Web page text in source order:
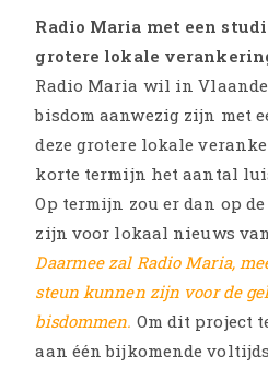
Radio Maria met een
grotere lokale
Radio Maria wil in
bisdom aanwezig zijn met
deze grotere lokale
korte termijn het aantal
Op termijn zou er dan op
zijn voor lokaal nieuws
Daarmee zal Radio Maria,
steun kunnen zijn voor de
bisdommen. Om dit project
aan één bijkomende